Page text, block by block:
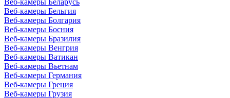
Веб-камеры Беларусь
Веб-камеры Бельгия
Веб-камеры Болгария
Веб-камеры Босния
Веб-камеры Бразилия
Веб-камеры Венгрия
Веб-камеры Ватикан
Веб-камеры Вьетнам
Веб-камеры Германия
Веб-камеры Греция
Веб-камеры Грузия